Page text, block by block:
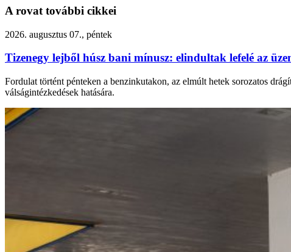
A rovat további cikkei
2026. augusztus 07., péntek
Tizenegy lejből húsz bani mínusz: elindultak lefelé az
Fordulat történt pénteken a benzinkutakon, az elmúlt hetek sorozatos
válságintézkedések hatására.